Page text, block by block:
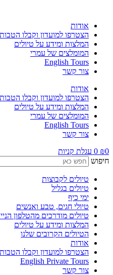
אודות
הצטרפו למועדון וקבלו הטבות
המלצות ומידע על טיולים
המומלצים של עמרי
English Tours
צור קשר
אודות
הצטרפו למועדון וקבלו הטבות
המלצות ומידע על טיולים
המומלצים של עמרי
English Tours
צור קשר
₪
0 עגלת קניות
חיפוש
טיולים לקבוצות
טיולים בגליל
ימי כיף
טיולי חגים, טבע ואנשים
טיולים מודרכים מהטלפון הנייד
המלצות ומידע על טיולים
הטיולים הקרובים שלנו
אודות
הצטרפו למועדון וקבלו הטבות
English Private Tours
צור קשר